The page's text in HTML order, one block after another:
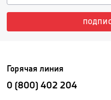
Горячая линия
0 (800) 402 204